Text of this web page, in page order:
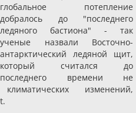
глобальное потепление
добралось до "последнего
ледяного бастиона" - так
ученые назвали Восточно-
антарктический ледяной щит,
который считался до
последнего времени не
изменений,